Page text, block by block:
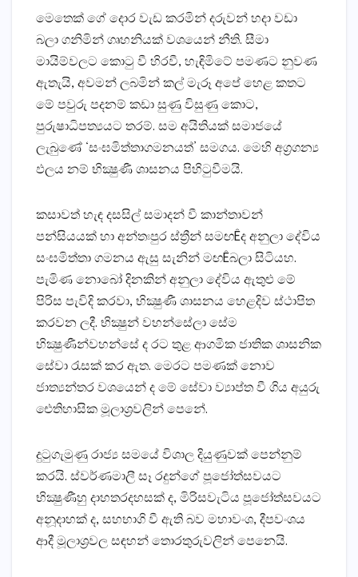
මෙතෙක්‌ ගේ දොර වැඩ කරමින් දරුවන් හදා වඩා
බලා ගනිමින් ගෘහනියක්‌ වශයෙන් නීති. සීමා
මායිම්වලට කොටු වී හිරවී, හැඳිමිටේ පමණට නුවණ
ඇතැයි, අවමන් ලබමින් කල් මැරූ අපේ හෙළ කතට
මේ පවුරු පදනම් කඩා සුණු විසුණු කොට,
පුරුෂාධිපත්‍යයට තරම්. සම අයිතියක්‌ සමාජයේ
ලැබුණේ ‘සංඝමිත්තාගමනයත්’ සමගය. මෙහි අග්‍රගන්‍ය
ඵලය නම් භික්‍ෂුණී ශාසනය පිහිටුවීමයි.
කසාවත් හැඳ දසසිල් සමාදන් වී කාන්තාවන්
පන්සියයක්‌ හා අන්තඃපුර ස්‌ත්‍රීන් සමඟÊද අනුලා දේවිය
සංඝමිත්තා ගමනය ඇසු සැනින් මඟÊබලා සිටියහ.
පැමිණ නොබෝ දිනකින් අනුලා දේවිය ඇතුළු මේ
පිරිස පැවිදි කරවා, භික්‍ෂුණී ශාසනය හෙළදිව ස්‌ථාපිත
කරවන ලදී. භික්‍ෂුන් වහන්සේලා සේම
භික්‍ෂුණීන්වහන්සේ ද රට තුළ ආගමික ජාතික ශාසනික
සේවා රැසක්‌ කර ඇත. මෙරට පමණක්‌ නොව
ජාත්‍යන්තර වශයෙන් ද මේ සේවා ව්‍යාප්ත වී ගිය අයුරු
ඓතිහාසික මූලාශ්‍රවලින් පෙනේ.
දුටුගැමුණු රාජ්‍ය සමයේ විශාල දියුණුවක්‌ පෙන්නුම්
කරයි. ස්‌වර්ණමාලී සෑ රදුන්ගේ පූජෝත්සවයට
භික්‍ෂුණීහු දාහතරදහසක්‌ ද, මිරිසවැටිය පූජෝත්සවයට
අනූදාහක්‌ ද, සහභාගි වී ඇති බව මහාවංශ, දීපවංශය
ආදී මූලාශ්‍රවල සඳහන් තොරතුරුවලින් පෙනෙයි.